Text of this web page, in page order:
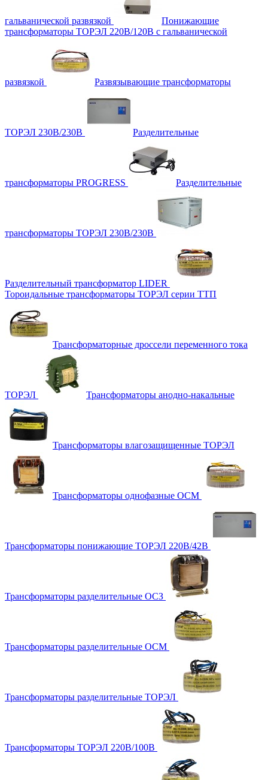
гальванической развязкой
Понижающие
трансформаторы ТОРЭЛ 220В/120В с гальванической
развязкой Развязывающие трансформаторы
ТОРЭЛ 230В/230В Разделительные
трансформаторы PROGRESS Разделительные
трансформаторы ТОРЭЛ 230В/230В
Разделительный трансформатор LIDER
Тороидальные трансформаторы ТОРЭЛ серии ТТП
Трансформаторные дроссели переменного тока
ТОРЭЛ Трансформаторы анодно-накальные
Трансформаторы влагозащищенные ТОРЭЛ
Трансформаторы однофазные ОСМ
Трансформаторы понижающие ТОРЭЛ 220В/42В
Трансформаторы разделительные ОСЗ
Трансформаторы разделительные ОСМ
Трансформаторы разделительные ТОРЭЛ
Трансформаторы ТОРЭЛ 220В/100В